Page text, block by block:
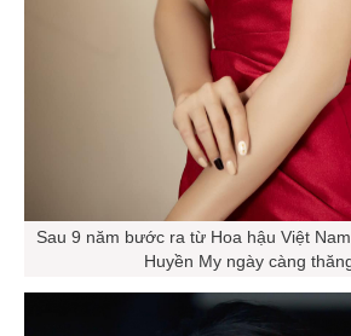
Sau 9 năm bước ra từ Hoa hậu Việt
Huyền My ngày càng